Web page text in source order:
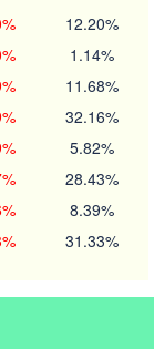
12.20%
1.14%
11.68%
32.16%
5.82%
28.43%
8.39%
31.33%